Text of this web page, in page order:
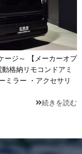
ージ～ 【メーカーオプ
格納リモコンドアミ
ミラー ・アクセサリ
続きを読む